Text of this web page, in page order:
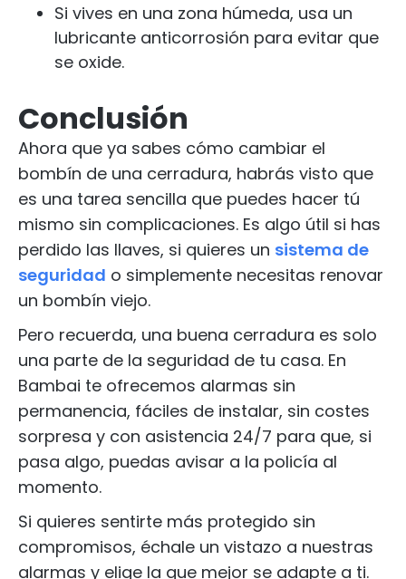
Si vives en una zona húmeda, usa un
lubricante anticorrosión para evitar que
se oxide.
Conclusión
Ahora que ya sabes cómo cambiar el
bombín de una cerradura, habrás visto que
es una tarea sencilla que puedes hacer tú
mismo sin complicaciones. Es algo útil si has
perdido las llaves, si quieres un sistema de
seguridad o simplemente necesitas renovar
un bombín viejo.
Pero recuerda, una buena cerradura es solo
una parte de la seguridad de tu casa. En
Bambai te ofrecemos alarmas sin
permanencia, fáciles de instalar, sin costes
sorpresa y con asistencia 24/7 para que, si
pasa algo, puedas avisar a la policía al
momento.
Si quieres sentirte más protegido sin
compromisos, échale un vistazo a nuestras
alarmas y elige la que mejor se adapte a ti.